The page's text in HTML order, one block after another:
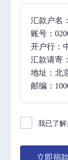
汇款户名
账号：
开户行：
汇款请寄
地址：北
邮编：
我已了